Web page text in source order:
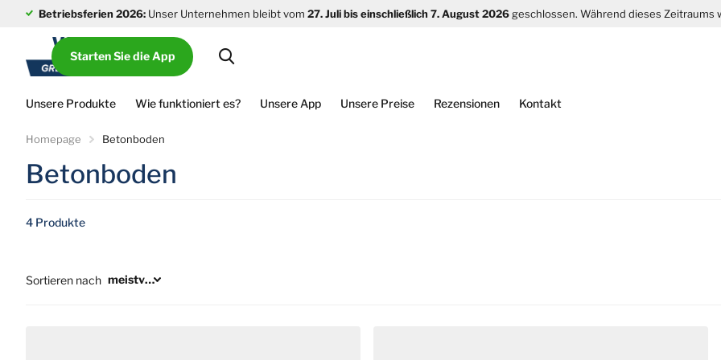
Betriebsferien 2026: Unser Unternehmen bleibt vom 27. Juli bis einschließlich 7. August 2026 geschlossen. Während dieses Zeitraums
Starten Sie die App
Unsere Produkte Wie funktioniert es? Unsere App Unsere Preise Rezensionen Kontakt
Homepage Betonboden
Betonboden
4 Produkte
Sortieren nach